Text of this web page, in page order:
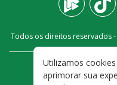
Todos os direitos reservados -
Utilizamos
aprimorar sua